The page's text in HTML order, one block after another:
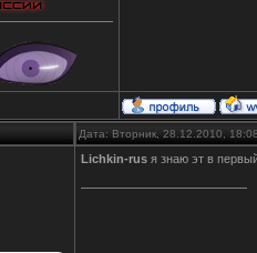
Дата: Вторник, 28.12.2010,
Lichkin-rus я знаю эт в